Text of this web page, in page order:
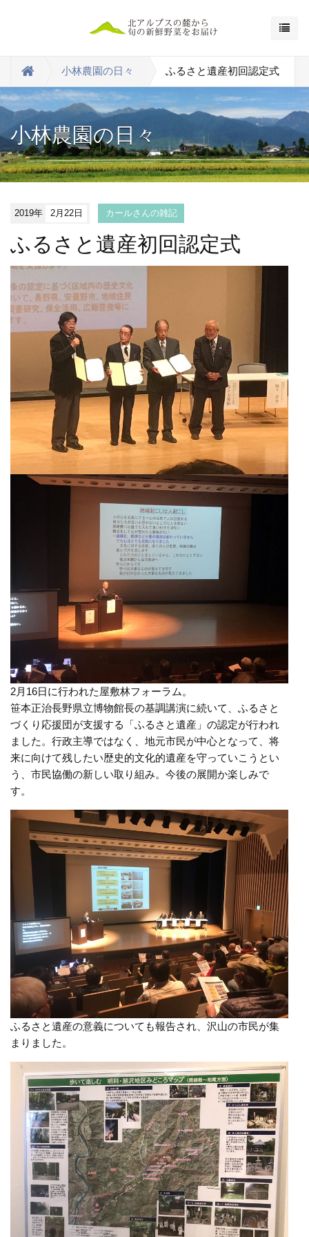
小林農園の日々 ふるさと遺産初回認定式
小林農園の日々
2019年 2月22日 カールさんの雑記
ふるさと遺産初回認定式
2月16日に行われた屋敷林フォーラム。
笹本正治長野県立博物館長の基調講演に続いて、ふるさと
づくり応援団が支援する「ふるさと遺産」の認定が行われ
ました。行政主導ではなく、地元市民が中心となって、将
来に向けて残したい歴史的文化的遺産を守っていこうとい
う、市民協働の新しい取り組み。今後の展開か楽しみで
す。
ふるさと遺産の意義についても報告され、沢山の市民が集
まりました。